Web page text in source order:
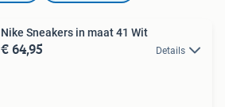
Nike Sneakers in maat 41 Wit
€ 64,95 Details